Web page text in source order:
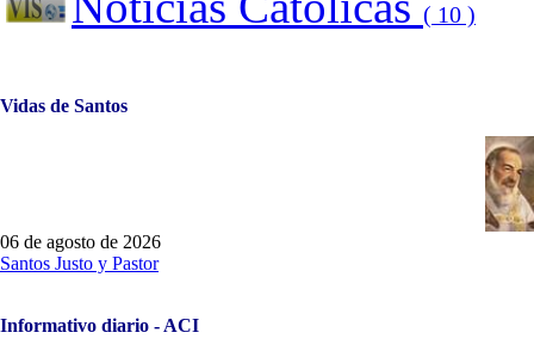
( 10 )
Vidas de Santos
06 de agosto de 2026
Santos Justo y Pastor
Informativo diario - ACI